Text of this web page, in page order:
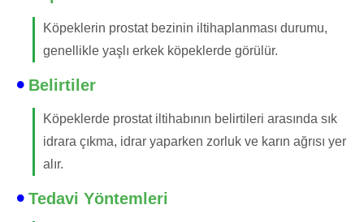
Köpeklerin prostat bezinin iltihaplanması durumu,
genellikle yaşlı erkek köpeklerde görülür.
Belirtiler
Köpeklerde prostat iltihabının belirtileri arasında sık
idrara çıkma, idrar yaparken zorluk ve karın ağrısı yer
alır.
Tedavi Yöntemleri